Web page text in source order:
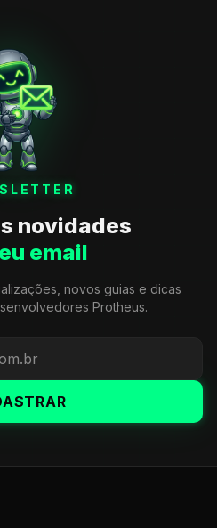
novidades
email
novos guias e dicas
Protheus.